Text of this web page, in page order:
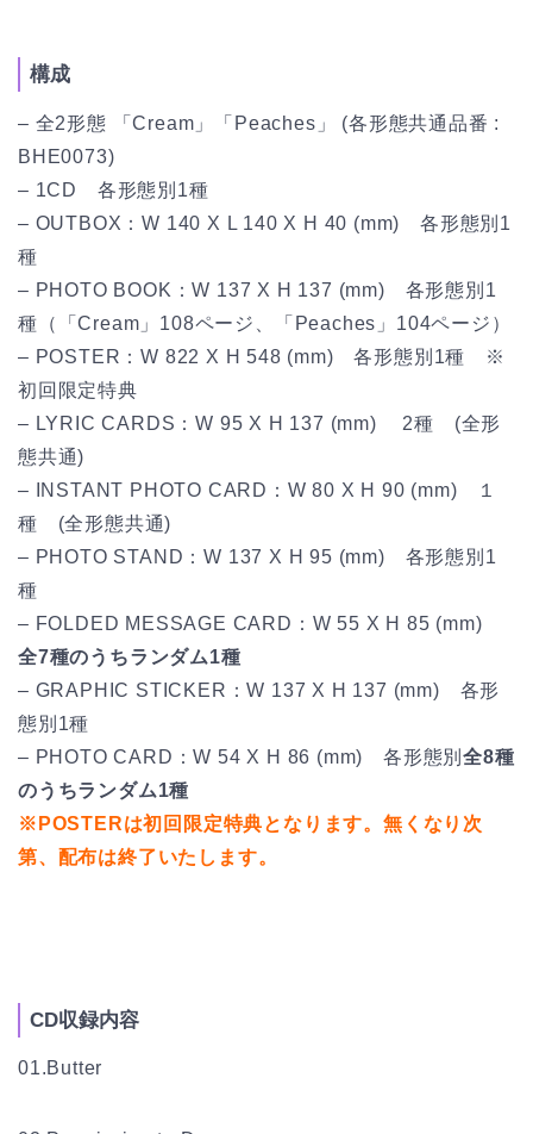
構成
– 全2形態 「Cream」「Peaches」 (各形態共通品番 :
BHE0073)
– 1CD 各形態別1種
– OUTBOX：W 140 X L 140 X H 40 (mm) 各形態別1
種
– PHOTO BOOK：W 137 X H 137 (mm) 各形態別1
種（「Cream」108ページ、「Peaches」104ページ）
– POSTER：W 822 X H 548 (mm) 各形態別1種 ※
初回限定特典
– LYRIC CARDS：W 95 X H 137 (mm) 2種 (全形
態共通)
– INSTANT PHOTO CARD：W 80 X H 90 (mm) １
種 (全形態共通)
– PHOTO STAND：W 137 X H 95 (mm) 各形態別1
種
– FOLDED MESSAGE CARD：W 55 X H 85 (mm)
全7種のうちランダム1種
– GRAPHIC STICKER：W 137 X H 137 (mm) 各形
態別1種
– PHOTO CARD：W 54 X H 86 (mm) 各形態別全8種
のうちランダム1種
※POSTERは初回限定特典となります。無くなり次
第、配布は終了いたします。
CD収録内容
01.Butter